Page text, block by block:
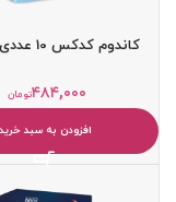
کاندوم کدکس 10 عددی 03 هلو
تومان۴۸۴,۰۰۰
افزودن به سبد خرید